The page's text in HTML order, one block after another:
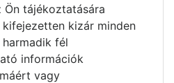
tájékoztatására
kizár minden
fél
információk
vagy